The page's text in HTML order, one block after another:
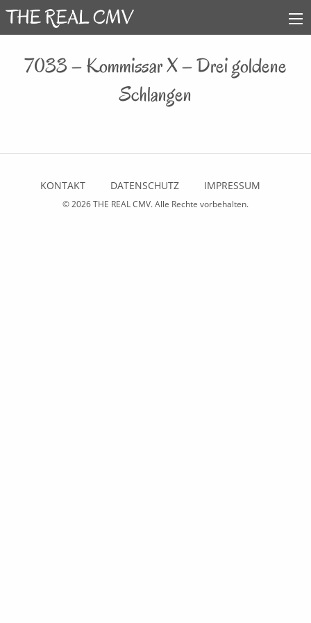
7033 – Kommissar X – Drei goldene
Schlangen
KONTAKT DATENSCHUTZ IMPRESSUM
© 2026THE REAL CMV. Alle Rechte vorbehalten.